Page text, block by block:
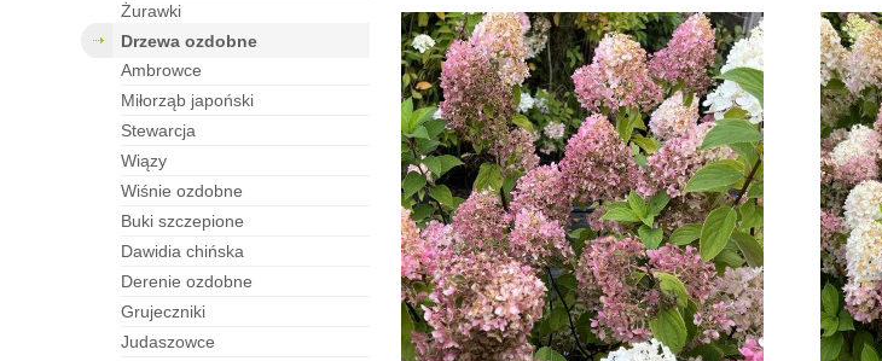
żurawki
drzewa ozdobne
ambrowce
miłorząb japoński
stewarcja
wiązy
wiśnie ozdobne
buki szczepione
dawidia chińska
derenie ozdobne
grujeczniki
judaszowce